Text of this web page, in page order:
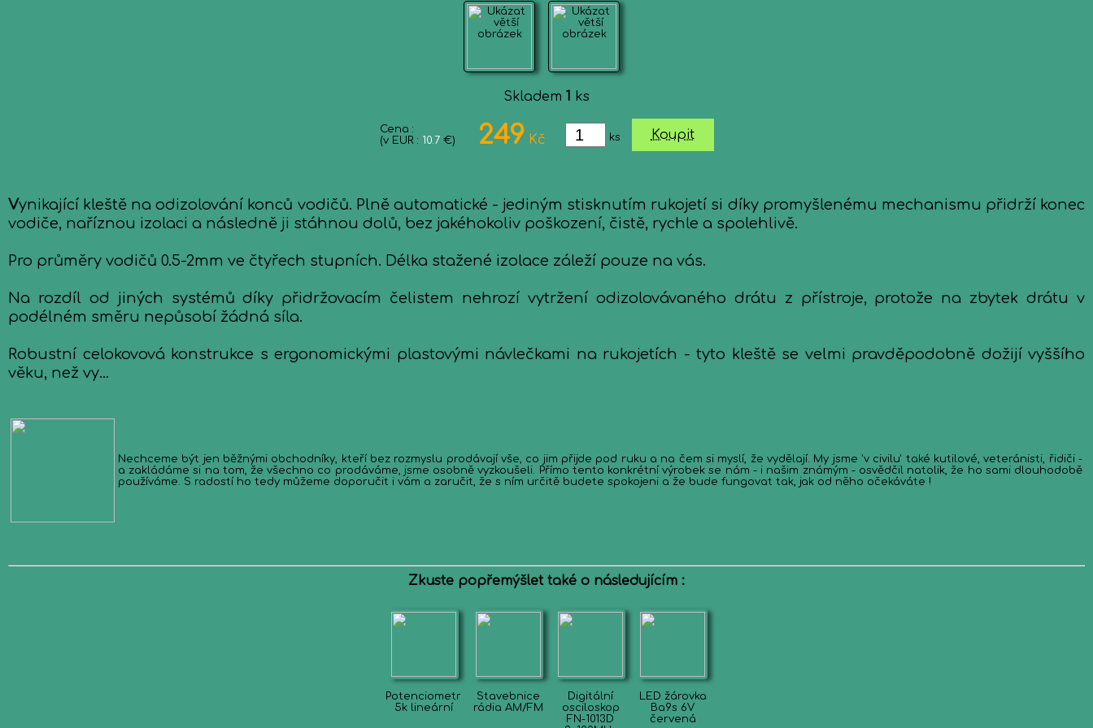
Skladem 1 ks
Cena :
(v EUR : 10.7€) 249 Kč ks Koupit
Vynikající kleště na odizolování konců vodičů. Plně automatické - jediným stisknutím rukojetí si díky promyšlenému mechanismu přidrží konec
vodiče, naříznou izolaci a následně ji stáhnou dolů, bez jakéhokoliv poškození, čistě, rychle a spolehlivě.
Pro průměry vodičů 0.5-2mm ve čtyřech stupních. Délka stažené izolace záleží pouze na vás.
Na rozdíl od jiných systémů díky přidržovacím čelistem nehrozí vytržení odizolovávaného drátu z přístroje, protože na zbytek drátu v
podélném směru nepůsobí žádná síla.
Robustní celokovová konstrukce s ergonomickými plastovými návlečkami na rukojetích - tyto kleště se velmi pravděpodobně dožijí vyššího
věku, než vy...
Nechceme být jen běžnými obchodníky, kteří bez rozmyslu prodávají vše, co jim přijde pod ruku a na čem si myslí, že vydělají. My jsme 'v civilu' také kutilové, veteránisti, řidiči -
a zakládáme si na tom, že všechno co prodáváme, jsme osobně vyzkoušeli. Přímo tento konkrétní výrobek se nám - i našim známým - osvědčil natolik, že ho sami dlouhodobě
používáme. S radostí ho tedy můžeme doporučit i vám a zaručit, že s ním určitě budete spokojeni a že bude fungovat tak, jak od něho očekáváte !
Zkuste popřemýšlet také o následujícím :
Potenciometr
5k lineární
Stavebnice
rádia AM/FM
Digitální
osciloskop
FN-1013D
LED žárovka
Ba9s 6V
červená